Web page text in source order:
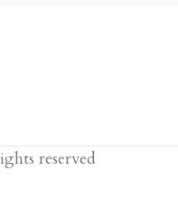
reserved